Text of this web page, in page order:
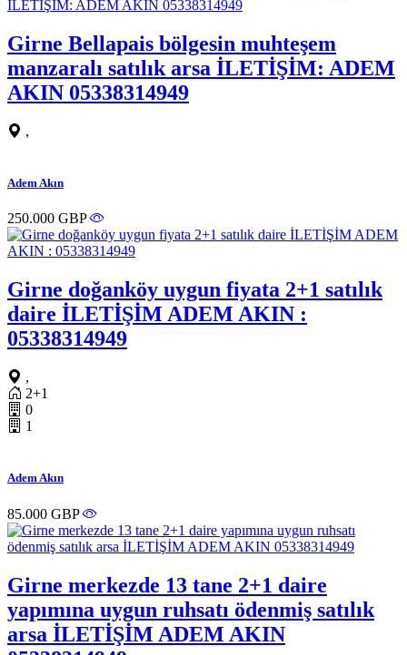
Girne Bellapais bölgesin muhteşem
manzaralı satılık arsa İLETİŞİM: ADEM
AKIN 05338314949
,
Adem Akın
250.000 GBP
Girne doğanköy uygun fiyata 2+1 satılık
daire İLETİŞİM ADEM AKIN :
05338314949
,
2+1
0
1
Adem Akın
85.000 GBP
Girne merkezde 13 tane 2+1 daire
yapımına uygun ruhsatı ödenmiş satılık
arsa İLETİŞİM ADEM AKIN